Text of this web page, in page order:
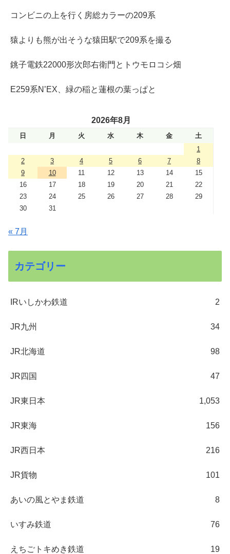
コンビニの上を行く房総カラーの209系
猿よりも熊が出そうな猿田駅で209系を撮る
銚子電鉄22000形次郎右衛門とトウモロコシ畑
E259系N’EX、緑の稲と蓮根の葉っぱと
2026年8月
日 月 火 水 木 金
土
1
2
3 4 5 6 7
8
9
10 11 12 13 14
15
16
17 18 19 20 21
22
23
24 25 26 27 28
29
30
31
« 7月
カテゴリー
IRいしかわ鉄道 2
JR九州 34
JR北海道 98
JR四国 47
JR東日本 1,053
JR東海 156
JR西日本 216
JR貨物 101
あいの風とやま鉄道 8
いすみ鉄道 76
えちごトキめき鉄道 19